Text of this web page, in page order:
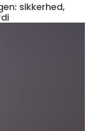
sikkerhed,